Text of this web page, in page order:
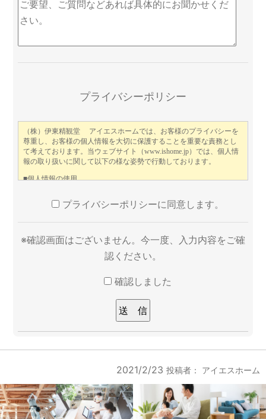
プライバシーポリシー
プライバシーポリシーに同意します。
※確認画面はございません。今一度、入力内容をご確
認ください。
確認しました
2021/2/23 投稿者： アイエスホーム